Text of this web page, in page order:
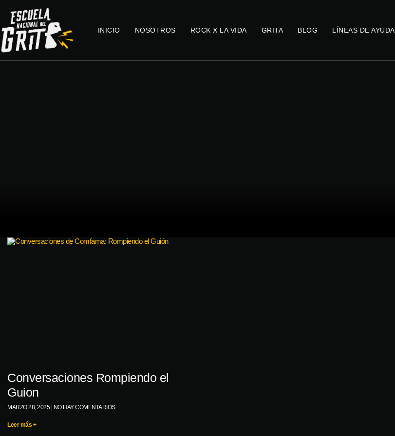
INICIO NOSOTROS ROCK X LA VIDA GRITA BLOG LÍNEAS DE AYUDA
Conversaciones Rompiendo el
Guion
MARZO 28, 2025 NO HAY COMENTARIOS
Leer más +